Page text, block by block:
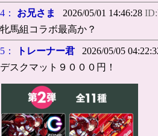
4： お兄さま 2026/05/01 14:46:28
牝馬組コラボ最高か？
5： トレーナー君 2026/05/05
デスクマット９０００円！